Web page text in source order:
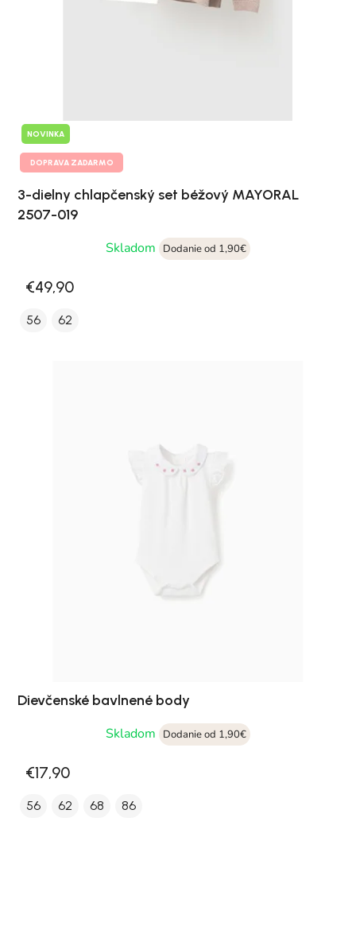
NOVINKA
DOPRAVA ZADARMO
3-dielny chlapčenský set béžový MAYORAL
2507-019
Skladom
Dodanie od 1,90€
€49,90
56 62
Dievčenské bavlnené body
Skladom
Dodanie od 1,90€
€17,90
56 62 68 86